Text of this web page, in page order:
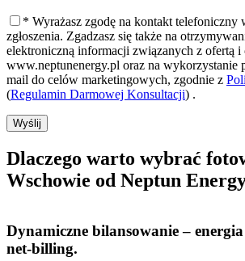
* Wyrażasz zgodę na kontakt telefoniczny
zgłoszenia. Zgadzasz się także na
elektroniczną informacji związanych z ofertą i
www.neptunenergy.pl oraz na wykorzystanie
mail do celów marketingowych, zgodnie z
(Regulamin Darmowej Konsultacji) .
Wyślij
Dlaczego warto wybrać
Wschowie od Neptun
Dynamiczne bilansowanie–
net-billing.